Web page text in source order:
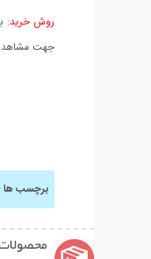
روش خرید:
جهت مشاهده
برچسب ها: